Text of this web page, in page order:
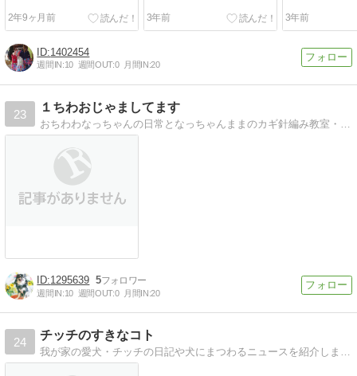
2年9ヶ月前 3年前 3年前
1402454
週間IN:10 週間OUT:0 月間IN:20
23
１ちわおじゃましてます
1295639 5
週間IN:10 週間OUT:0 月間IN:20
24
チッチのすきなコト